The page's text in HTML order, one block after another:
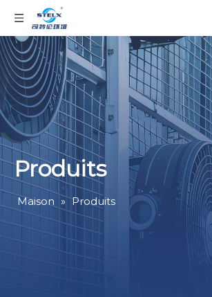
Produits
Maison » Produits